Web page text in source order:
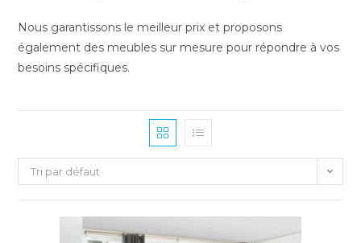
Nous garantissons le meilleur prix et proposons
également des meubles sur mesure pour répondre à vos
besoins spécifiques.
Tri par défaut